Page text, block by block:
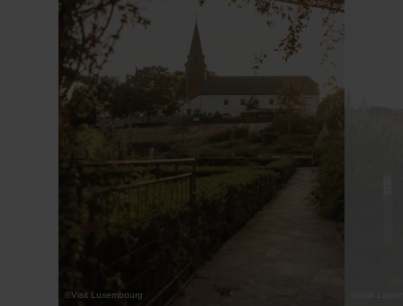
©Visit Luxembourg